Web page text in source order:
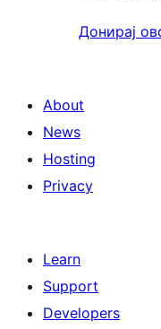
Донирај
About
News
Hosting
Privacy
Learn
Support
Developers